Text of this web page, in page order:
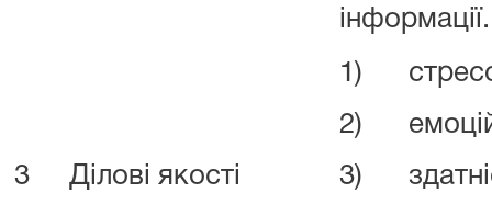
інформації.
3 Ділові якості
1)
2)
3)